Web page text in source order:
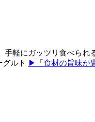
軽にガッツリ食べら
ルト
▶「食材の旨味が